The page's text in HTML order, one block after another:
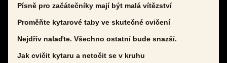
Písně pro začátečníky mají být malá vítězství
Proměňte kytarové taby ve skutečné cvičení
Nejdřív nalaďte. Všechno ostatní bude snazší.
Jak cvičit kytaru a netočit se v kruhu